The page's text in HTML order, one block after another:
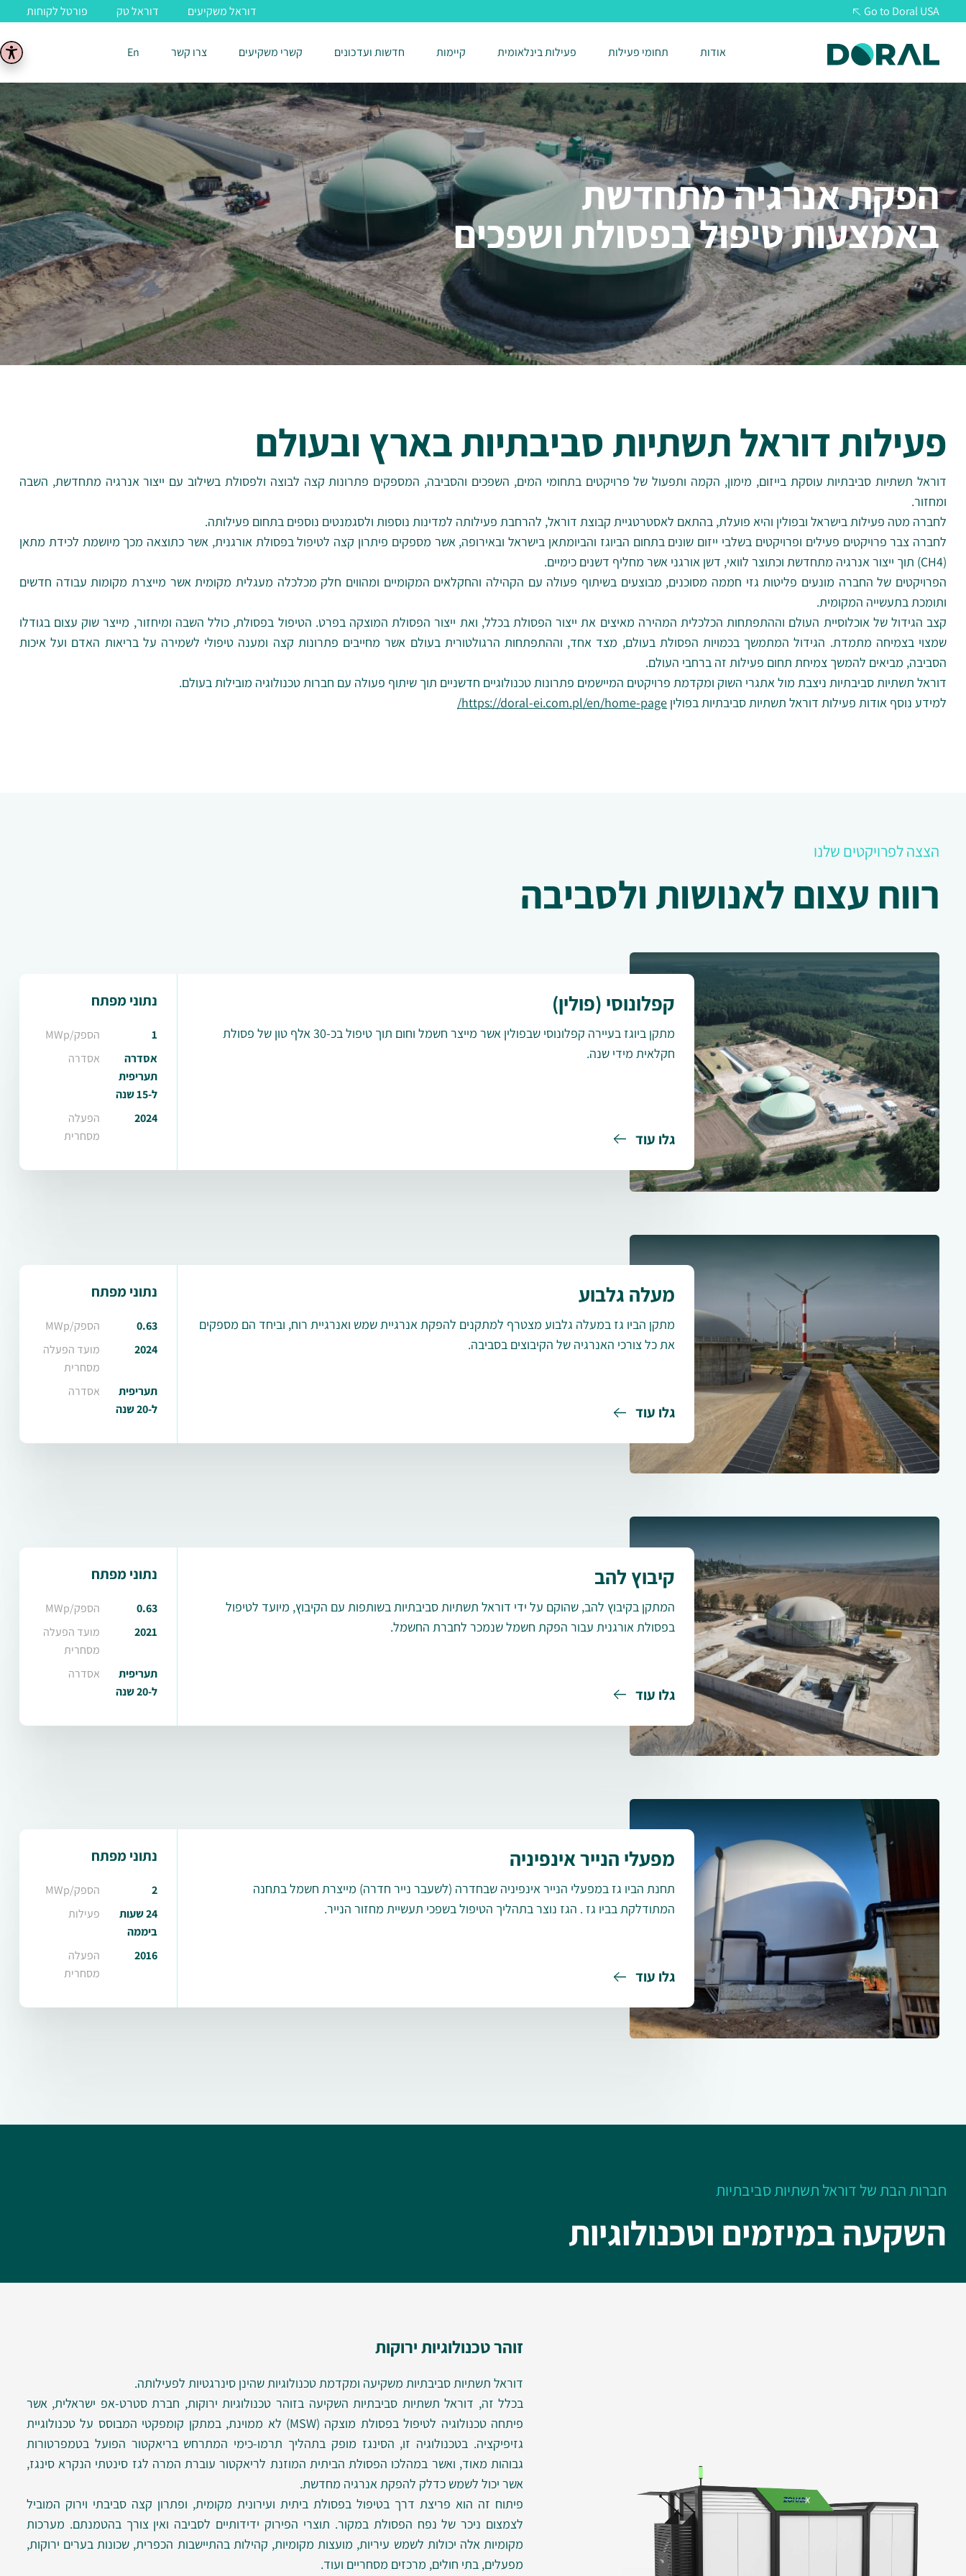
Go to Doral USA דוראל משקיעים דוראל טק פורטל לקוחות
אודות תחומי פעילות פעילות בינלאומית קיימות חדשות ועדכונים קשרי משקיעים צרו קשר En
הפקת אנרגיה מתחדשת
באמצעות טיפול בפסולת ושפכים
פעילות דוראל תשתיות סביבתיות בארץ ובעולם
דוראל תשתיות סביבתיות עוסקת בייזום, מימון, הקמה ותפעול של פרויקטים בתחומי המים, השפכים והסביבה, המספקים פתרונות קצה לבוצה ולפסולת בשילוב עם ייצור אנרגיה מתחדשת, השבה
ומחזור.
לחברה מטה פעילות בישראל ובפולין והיא פועלת, בהתאם לאסטרטגיית קבוצת דוראל, להרחבת פעילותה למדינות נוספות ולסגמנטים נוספים בתחום פעילותה.
לחברה צבר פרויקטים פעילים ופרויקטים בשלבי ייזום שונים בתחום הביוגז והביומתאן בישראל ובאירופה, אשר מספקים פיתרון קצה לטיפול בפסולת אורגנית, אשר כתוצאה מכך מיושמת לכידת מתאן
(CH4) תוך ייצור אנרגיה מתחדשת וכתוצר לוואי, דשן אורגני אשר מחליף דשנים כימיים.
הפרויקטים של החברה מונעים פליטות גזי חממה מסוכנים, מבוצעים בשיתוף פעולה עם הקהילה והחקלאים המקומיים ומהווים חלק מכלכלה מעגלית מקומית אשר מייצרת מקומות עבודה חדשים
ותומכת בתעשייה המקומית.
קצב הגידול של אוכלוסיית העולם וההתפתחות הכלכלית המהירה מאיצים את ייצור הפסולת בכלל, ואת ייצור הפסולת המוצקה בפרט. הטיפול בפסולת, כולל השבה ומיחזור, מייצר שוק עצום בגודלו
שמצוי בצמיחה מתמדת. הגידול המתמשך בכמויות הפסולת בעולם, מצד אחד, וההתפתחות הרגולטורית בעולם אשר מחייבים פתרונות קצה ומענה טיפולי לשמירה על בריאות האדם ועל איכות
הסביבה, מביאים להמשך צמיחת תחום פעילות זה ברחבי העולם.
דוראל תשתיות סביבתיות ניצבת מול אתגרי השוק ומקדמת פרויקטים המיישמים פתרונות טכנולוגיים חדשניים תוך שיתוף פעולה עם חברות טכנולוגיה מובילות בעולם.
למידע נוסף אודות פעילות דוראל תשתיות סביבתיות בפולין https://doral-ei.com.pl/en/home-page/
הצצה לפרויקטים שלנו
רווח עצום לאנושות ולסביבה
קפלונוסי (פולין)
מתקן ביוגז בעיירה קפלונוסי שבפולין אשר מייצר חשמל וחום תוך טיפול בכ-30 אלף טון של פסולת
חקלאית מידי שנה.
גלו עוד
נתוני מפתח
1
הספק/MWp
אסדרה
תעריפית
ל-15 שנה
אסדרה
2024
הפעלה
מסחרית
מעלה גלבוע
מתקן הביו גז במעלה גלבוע מצטרף למתקנים להפקת אנרגיית שמש ואנרגיית רוח, וביחד הם מספקים
את כל צורכי האנרגיה של הקיבוצים בסביבה.
גלו עוד
נתוני מפתח
0.63
הספק/MWp
2024
מועד הפעלה
מסחרית
תעריפית
ל-20 שנה
אסדרה
קיבוץ להב
המתקן בקיבוץ להב, שהוקם על ידי דוראל תשתיות סביבתיות בשותפות עם הקיבוץ, מיועד לטיפול
בפסולת אורגנית עבור הפקת חשמל שנמכר לחברת החשמל.
גלו עוד
נתוני מפתח
0.63
הספק/MWp
2021
מועד הפעלה
מסחרית
תעריפית
ל-20 שנה
אסדרה
מפעלי הנייר אינפיניה
תחנת הביו גז במפעלי הנייר אינפיניה שבחדרה (לשעבר נייר חדרה) מייצרת חשמל בתחנה
המתודלקת בביו גז . הגז נוצר בתהליך הטיפול בשפכי תעשיית מחזור הנייר.
גלו עוד
נתוני מפתח
2
הספק/MWp
24 שעות
ביממה
פעילות
2016
הפעלה
מסחרית
חברות הבת של דוראל תשתיות סביבתיות
השקעה במיזמים וטכנולוגיות
זוהר טכנולוגיות ירוקות
דוראל תשתיות סביבתיות משקיעה ומקדמת טכנולוגיות שהינן סינרגטיות לפעילותה.
בכלל זה, דוראל תשתיות סביבתיות השקיעה בזוהר טכנולוגיות ירוקות, חברת סטרט-אפ ישראלית, אשר
פיתחה טכנולוגיה לטיפול בפסולת מוצקה (MSW) לא ממוינת, במתקן קומפקטי המבוסס על טכנולוגיית
גזיפיקציה. בטכנולוגיה זו, הסינגז מופק בתהליך תרמו-כימי המתרחש בריאקטור הפועל בטמפרטורות
גבוהות מאוד, ואשר במהלכו הפסולת הביתית המוזנת לריאקטור עוברת המרה לגז סינטתי הנקרא סינגז,
אשר יכול לשמש כדלק להפקת אנרגיה מחדשת.
פיתוח זה הוא פריצת דרך בטיפול בפסולת ביתית ועירונית מקומית, ופתרון קצה סביבתי וירוק המוביל
לצמצום ניכר של נפח הפסולת במקור. תוצרי הפירוק ידידותיים לסביבה ואין צורך בהטמנתם. מערכות
מקומיות אלה יכולות לשמש עיריות, מועצות מקומיות, קהילות בהתיישבות הכפרית, שכונות בערים ירוקות,
מפעלים, בתי חולים, מרכזים מסחריים ועוד.